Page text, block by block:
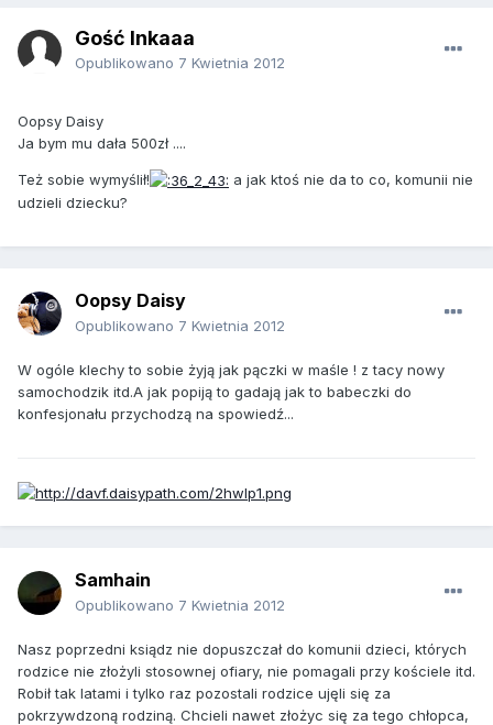
Gość Inkaaa
Opublikowano 7 Kwietnia 2012
Oopsy Daisy
Ja bym mu dała 500zł ....
Też sobie wymyślił!
a jak ktoś nie da to co, komunii nie
udzieli dziecku?
Oopsy Daisy
Opublikowano 7 Kwietnia 2012
W ogóle klechy to sobie żyją jak pączki w maśle ! z tacy nowy
samochodzik itd.A jak popiją to gadają jak to babeczki do
konfesjonału przychodzą na spowiedź...
Samhain
Opublikowano 7 Kwietnia 2012
Nasz poprzedni ksiądz nie dopuszczał do komunii dzieci, których
rodzice nie złożyli stosownej ofiary, nie pomagali przy kościele itd.
Robił tak latami i tylko raz pozostali rodzice ujęli się za
pokrzywdzoną rodziną. Chcieli nawet złożyc się za tego chłopca,